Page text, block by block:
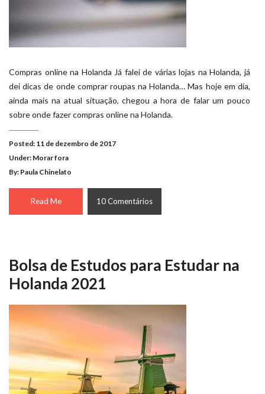
Compras online na Holanda Já falei de várias lojas na Holanda, já
dei dicas de onde comprar roupas na Holanda… Mas hoje em dia,
ainda mais na atual situação, chegou a hora de falar um pouco
sobre onde fazer compras online na Holanda.
Posted: 11 de dezembro de 2017
Under: Morar fora
By: Paula Chinelato
Read Me 10 Comentários
Bolsa de Estudos para Estudar na
Holanda 2021